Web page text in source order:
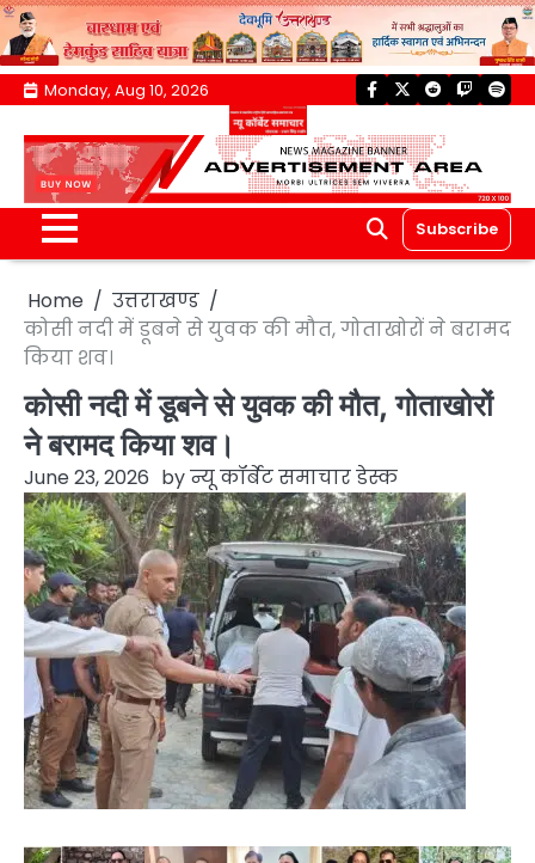
Skip
content
Monday, Aug 10, 2026 facebook
twitterreddittwitch
Subscribe
Home
उत्तराखण्ड
कोसी नदी में डूबने से युवक की मौत, गोताखोरों ने बरामद
किया शव।
कोसी नदी में डूबने से युवक की मौत, गोताखोरों
ने बरामद किया शव।
June 23, 2026 byन्यू कॉर्बेट समाचार डेस्क